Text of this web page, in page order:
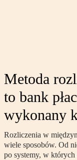
Metoda
to bank
wykonany
Rozliczenia w
wiele sposobów. Od
po systemy, w których